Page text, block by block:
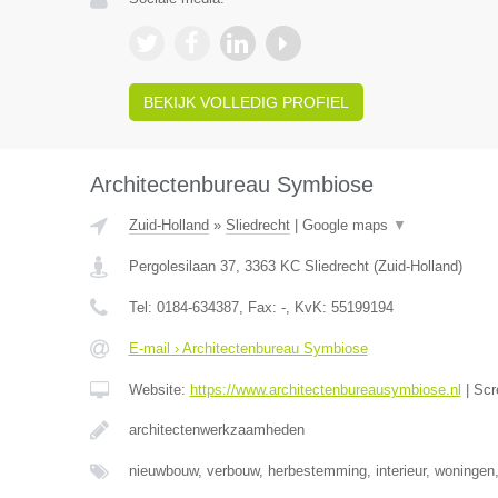
BEKIJK VOLLEDIG PROFIEL
Architectenbureau Symbiose
Zuid-Holland » Sliedrecht| Google maps ▼
Pergolesilaan 37, 3363 KC Sliedrecht(Zuid-Holland)
Tel: 0184-634387, Fax: -, KvK: 55199194
E-mail › Architectenbureau Symbiose
Website: https://www.architectenbureausymbiose.nl
architectenwerkzaamheden
nieuwbouw, verbouw, herbestemming, interieur,